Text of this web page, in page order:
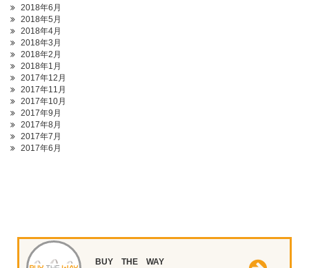
2018年6月
2018年5月
2018年4月
2018年3月
2018年2月
2018年1月
2017年12月
2017年11月
2017年10月
2017年9月
2017年8月
2017年7月
2017年6月
BUY THE WAY